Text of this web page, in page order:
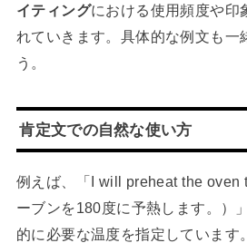
イティングにおける使用頻度や印
れていきます。具体的な例文も一
う。
肯定文での自然な使い方
例えば、「I will preheat the oven
ーブンを180度に予熱します。）
的に必要な温度を指定しています